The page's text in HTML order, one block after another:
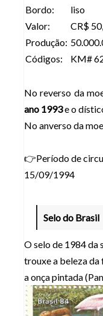
Bordo:
Valor:
Produção:
Códigos:
liso
CR$
KM#
No reverso da
ano 1993e o
No anverso da
👉Período de
15/09/1994
Selo do Brasil
O selo de 1984 da
trouxe a beleza da
a onça pintada